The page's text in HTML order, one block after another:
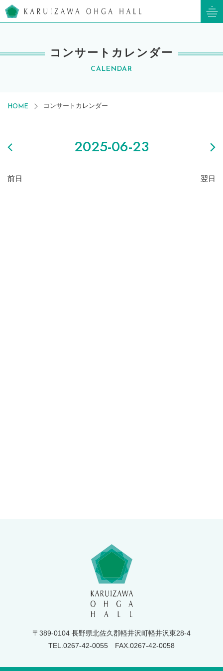
コンサートカレンダー
CALENDAR
HOME コンサートカレンダー
2025-06-23
前日 翌日
〒389-0104 長野県北佐久郡軽井沢町軽井沢東28-4
TEL.0267-42-0055 FAX.0267-42-0058